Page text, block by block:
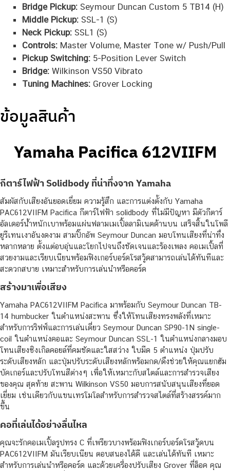
Bridge Pickup:Seymour Duncan Custom 5 TB14 (H)
Middle Pickup:SSL-1 (S)
Neck Pickup:SSL1 (S)
Controls:Master Volume, Master Tone w/ Push/Pull
Pickup Switching: 5-Position Lever Switch
Bridge:Wilkinson VS50 Vibrato
Tuning Machines: Grover Locking
ข้อมูลสินค้า
Yamaha Pacifica 612VIIFM
กีตาร์ไฟฟ้า Solidbody ที่น่าทึ่งจาก Yamaha
สัมผัสกับเสียงอันยอดเยี่ยม ความรู้สึก และการแต่งตั้งกับ Yamaha
PAC612VIIFM Pacifica กีตาร์ไฟฟ้า solidbody ที่ไม่มีปัญหา มีตัวกีตาร์
อัลเดอร์น้ำหนักเบาพร้อมแผ่นฟลามเมเปิ้ลลามิเนตด้านบน เสร็จสิ้นในโพลี
ยูรีเทนเงาอันงดงาม สามปิ๊กอัพ Seymour Duncan มอบโทนเสียงที่น่าทึ่ง
หลากหลาย ตั้งแต่อบอุ่นและโยกไปจนถึงชัดเจนและร้องเพลง คอเมเปิ้ลที่
สวยงามและเรียบเนียนพร้อมฟิงเกอร์บอร์ดโรสวู้ดสามารถเล่นได้ทันทีและ
สะดวกสบาย เหมาะสำหรับการเล่นนำหรือคอร์ด
สร้างมาเพื่อเสียง
Yamaha PAC612VIIFM Pacifica มาพร้อมกับ Seymour Duncan TB-
14 humbucker ในตำแหน่งสะพาน ซึ่งให้โทนเสียงทรงพลังที่เหมาะ
สำหรับการริฟฟ์และการเล่นเดี่ยว Seymour Duncan SP90-1N single-
coil ในตำแหน่งคอและ Seymour Duncan SSL-1 ในตำแหน่งกลางมอบ
โทนเสียงซิงเกิลคอยล์ที่คมชัดและใสสว่าง ใบมีด 5 ตำแหน่ง ปุ่มปรับ
ระดับเสียงหลัก และปุ่มปรับระดับเสียงหลักพร้อมกด/ดึงช่วยให้คุณแยกฮัม
บัคเกอร์และปรับโทนสีต่างๆ เพื่อให้เหมาะกับสไตล์และการสำรวจเสียง
ของคุณ สุดท้าย สะพาน Wilkinson VS50 มอบการสนับสนุนเสียงที่ยอด
เยี่ยม เช่นเดียวกับแขนเทรโมโลสำหรับการสำรวจสไตล์ที่สร้างสรรค์มาก
ขึ้น
คอที่เล่นได้อย่างลื่นไหล
คุณจะรักคอเมเปิ้ลรูปทรง C ที่เพรียวบางพร้อมฟิงเกอร์บอร์ดโรสวู้ดบน
PAC612VIIFM มันเรียบเนียน ตอบสนองได้ดี และเล่นได้ทันที เหมาะ
สำหรับการเล่นนำหรือคอร์ด และด้วยเครื่องปรับเสียง Grover ที่ล็อค คุณ